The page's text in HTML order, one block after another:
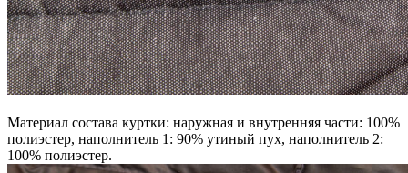
Материал состава куртки: наружная и внутренняя части: 100%
полиэстер, наполнитель 1: 90% утиный пух, наполнитель 2:
100% полиэстер.